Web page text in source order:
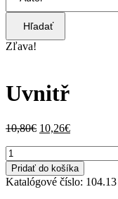
Hľadať
Zľava!
Uvnitř
10,80€ Pôvodná
10,80€.
10,26€Aktuálna
10,26€.
množstvo
Uvnitř
Pridať do košíka
Katalógové číslo: 104.13